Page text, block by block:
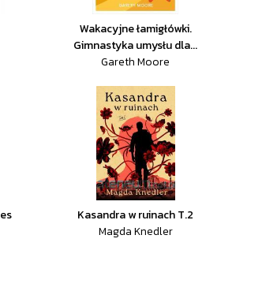
Wakacyjne łamigłówki.
Gimnastyka umysłu dla...
Gareth Moore
Kasandra w ruinach T.2
Magda Knedler